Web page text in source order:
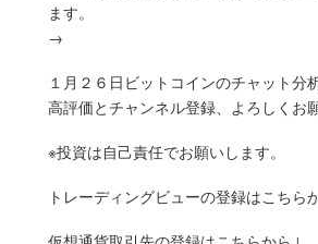
ます。
→
１月２６日ビットコインのチャット分
高評価とチャンネル登録、よろしくお
※投資は自己責任でお願いします。
トレーディングビューの登録はこちら